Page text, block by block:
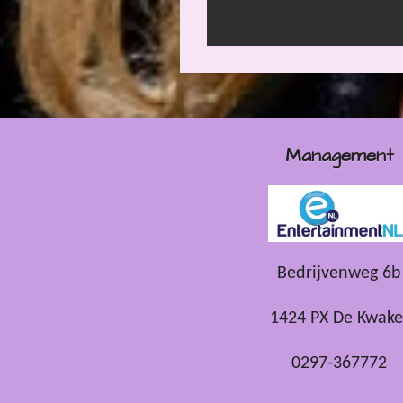
Management
Bedrijvenweg 6b
1424 PX De
0297-367772